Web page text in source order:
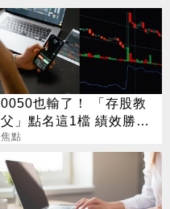
0050也輸了！ 「存股教
父」點名這1檔 績效勝出
還更抗跌
焦點